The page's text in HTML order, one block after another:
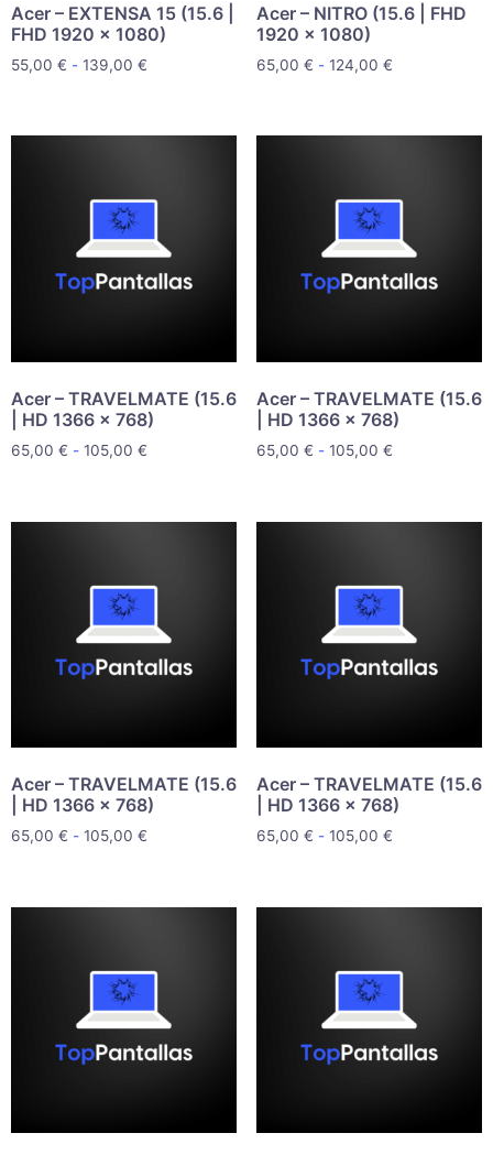
Acer – EXTENSA 15 (15.6 |
FHD 1920 x 1080)
55,00 € - 139,00 €
Acer – NITRO (15.6 | FHD
1920 x 1080)
65,00 € - 124,00 €
Acer – TRAVELMATE (15.6
| HD 1366 x 768)
65,00 € - 105,00 €
Acer – TRAVELMATE (15.6
| HD 1366 x 768)
65,00 € - 105,00 €
Acer – TRAVELMATE (15.6
| HD 1366 x 768)
65,00 € - 105,00 €
Acer – TRAVELMATE (15.6
| HD 1366 x 768)
65,00 € - 105,00 €